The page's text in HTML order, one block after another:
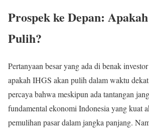
Prospek ke Depan:
Pulih?
Pertanyaan besar yang ada di benak
apakah IHGS akan pulih dalam waktu
percaya bahwa meskipun ada tantangan
fundamental ekonomi Indonesia yang kuat
pemulihan pasar dalam jangka panjang.